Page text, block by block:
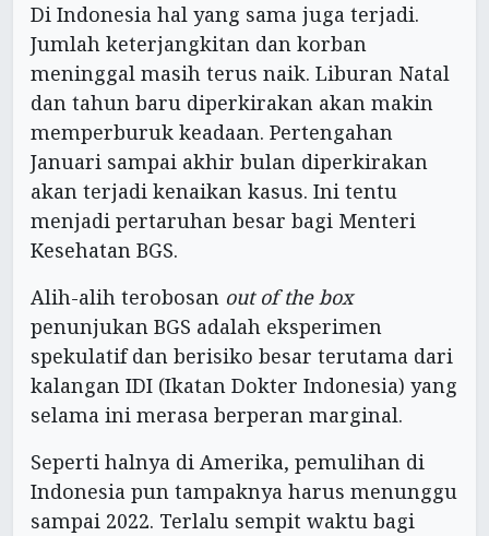
Di Indonesia hal yang sama juga terjadi.
Jumlah keterjangkitan dan korban
meninggal masih terus naik. Liburan Natal
dan tahun baru diperkirakan akan makin
memperburuk keadaan. Pertengahan
Januari sampai akhir bulan diperkirakan
akan terjadi kenaikan kasus. Ini tentu
menjadi pertaruhan besar bagi Menteri
Kesehatan BGS.
Alih-alih terobosan out of the box
penunjukan BGS adalah eksperimen
spekulatif dan berisiko besar terutama dari
kalangan IDI (Ikatan Dokter Indonesia) yang
selama ini merasa berperan marginal.
Seperti halnya di Amerika, pemulihan di
Indonesia pun tampaknya harus menunggu
sampai 2022. Terlalu sempit waktu bagi